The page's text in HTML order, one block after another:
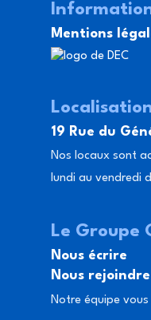
Mentions
19 Rue du
Nos locaux sont
lundi au vendredi
Le Groupe
Nous écrire
Nous rejoindre
Notre équipe